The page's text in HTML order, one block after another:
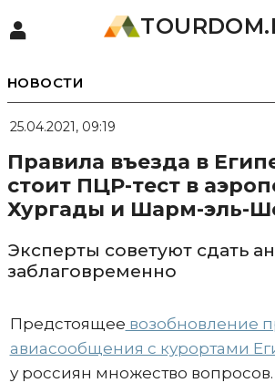
НОВОСТИ
25.04.2021, 09:19
Правила въезда в
стоит ПЦР-тест в
Хургады и Шарм-эль-
Эксперты советуют сдать
заблаговременно
Предстоящее возобновление
авиасообщения с курортами
у россиян множество вопросов.